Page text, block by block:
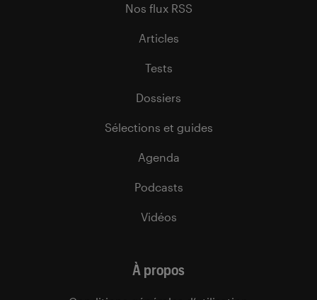
Nos flux RSS
Articles
Tests
Dossiers
Sélections et guides
Agenda
Podcasts
Vidéos
À propos